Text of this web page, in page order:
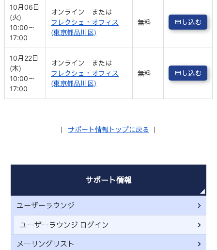
10月06日
(火)
10:00～
17:00
オンライン または
フレクシェ・オフィス
(東京都品川区)
無料 申し込む
10月22日
(木)
10:00～
17:00
オンライン または
フレクシェ・オフィス
(東京都品川区)
無料 申し込む
｜ サポート情報トップに戻る ｜
サポート情報
ユーザーラウンジ
ユーザーラウンジ ログイン
メーリングリスト